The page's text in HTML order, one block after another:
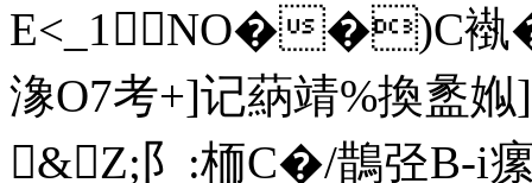
E<_1NO��)C
潒O7考+]记蒳靖%換盠
&Z;阝:栭C�/鵲弪B-